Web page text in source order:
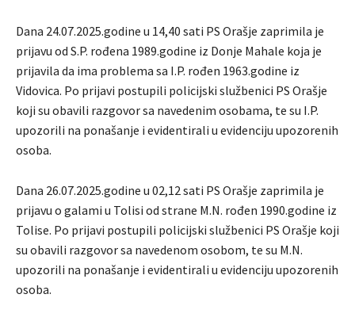
Dana 24.07.2025.godine u 14,40 sati PS Orašje zaprimila je
prijavu od S.P. rođena 1989.godine iz Donje Mahale koja je
prijavila da ima problema sa I.P. rođen 1963.godine iz
Vidovica. Po prijavi postupili policijski službenici PS Orašje
koji su obavili razgovor sa navedenim osobama, te su I.P.
upozorili na ponašanje i evidentirali u evidenciju upozorenih
osoba.
Dana 26.07.2025.godine u 02,12 sati PS Orašje zaprimila je
prijavu o galami u Tolisi od strane M.N. rođen 1990.godine iz
Tolise. Po prijavi postupili policijski službenici PS Orašje koji
su obavili razgovor sa navedenom osobom, te su M.N.
upozorili na ponašanje i evidentirali u evidenciju upozorenih
osoba.